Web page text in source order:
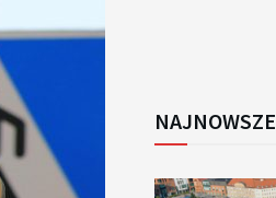
NAJNOWSZE